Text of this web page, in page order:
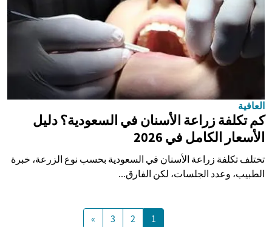
العافية
كم تكلفة زراعة الأسنان في السعودية؟ دليل
الأسعار الكامل في 2026
تختلف تكلفة زراعة الأسنان في السعودية بحسب نوع الزرعة، خبرة
الطبيب، وعدد الجلسات، لكن الفارق...
1
2
3
»